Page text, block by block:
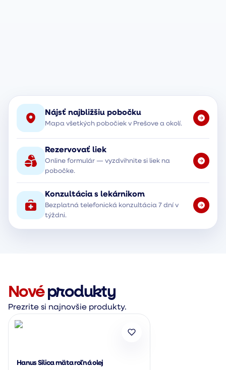
Nájsť najbližšiu pobočku
Mapa všetkých pobočiek v Prešove a okolí.
Rezervovať liek
Online formulár — vyzdvihnite si liek na
pobočke.
Konzultácia s lekárnikom
Bezplatná telefonická konzultácia 7 dní v
týždni.
Novéprodukty
Prezrite si najnovšie produkty.
Hanus Silica mäta roľná olej